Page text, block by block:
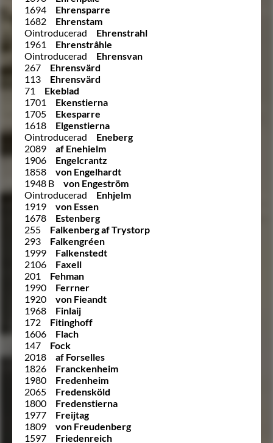
1694
Ehrensparre
1682
Ehrenstam
Ointroducerad
Ehrenstrahl
1961
Ehrenstråhle
Ointroducerad
Ehrensvan
267
Ehrensvärd
113
Ehrensvärd
71
Ekeblad
1701
Ekenstierna
1705
Ekesparre
1618
Elgenstierna
Ointroducerad
Eneberg
2089
af Enehielm
1906
Engelcrantz
1858
von Engelhardt
1948 B
von Engeström
Ointroducerad
Enhjelm
1919
von Essen
1678
Estenberg
255
Falkenberg af Trystorp
293
Falkengréen
1999
Falkenstedt
2106
Faxell
201
Fehman
1990
Ferrner
1920
von Fieandt
1968
Finlaij
172
Fitinghoff
1606
Flach
147
Fock
2018
af Forselles
1826
Franckenheim
1980
Fredenheim
2065
Fredensköld
1800
Fredenstierna
1977
Freijtag
1809
von Freudenberg
1597
Friedenreich